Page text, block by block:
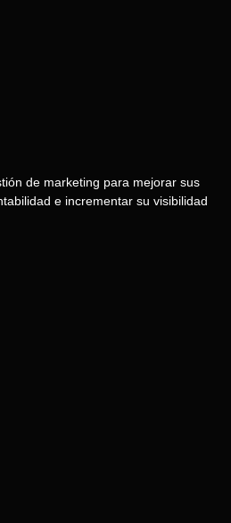
de marketing para mejorar sus
e incrementar su visibilidad